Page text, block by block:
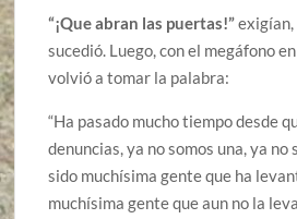
“¡Que abran las puertas!”exigían,
sucedió. Luego, con el megáfono
volvió a tomar la palabra:
“Ha pasado mucho tiempo desde
denuncias, ya no somos una, ya no
sido muchísima gente que ha
muchísima gente que aun no la